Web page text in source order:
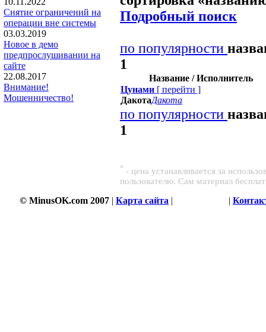
Снятие ограничений на
операции вне системы
03.03.2019
Новое в демо
предпрослушивании на
сайте
22.08.2017
Внимание!
Мошенничество!
Подробный поиск
по популярности
1
Название / Исполнитель
Цунaми [ перейти ]
ДaкотaДaкотa
по популярности
1
* - цена устанавливается за
пользователю. Сам материал
© MinusOK.com 2007 | Карта сайта | |